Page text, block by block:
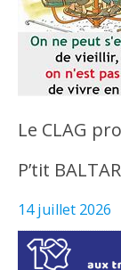
Le CLAG
P’tit
14 juillet 2026